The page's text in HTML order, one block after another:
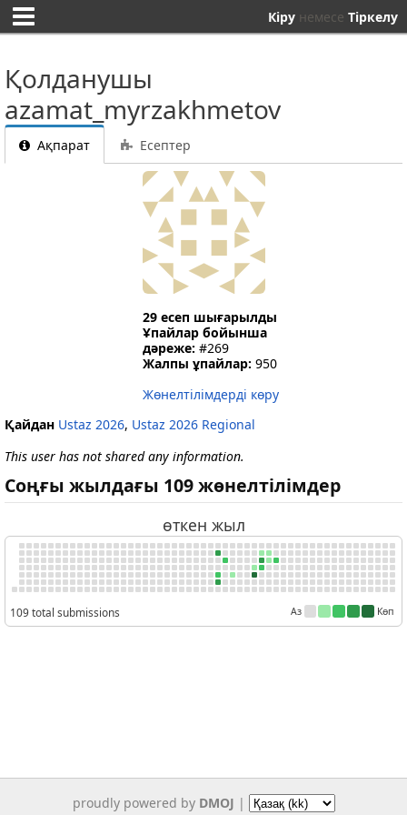
Кіру немесе Тіркелу
Қолданушы
azamat_myrzakhmetov
Ақпарат Есептер
29 есеп шығарылды
Ұпайлар бойынша
дәреже: #269
Жалпы ұпайлар: 950
Жөнелтілімдерді көру
Қайдан Ustaz 2026, Ustaz 2026 Regional
This user has not shared any information.
Соңғы жылдағы 109 жөнелтілімдер
өткен жыл
109 total submissions Аз Көп
proudly powered by DMOJ |